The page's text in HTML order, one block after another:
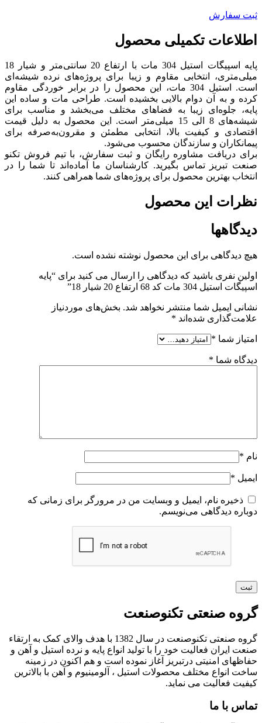
ثبت سفارش
اطلاعات تکمیلی محصول
پایه اسپیگات استیل 304 مات با ارتفاع 20 سانتی‌متر و شیار 18
میلی‌متری، انتخابی مقاوم و زیبا برای پروژه‌های نرده شیشه‌ای
است. استیل 304 مات، این محصول را در برابر خوردگی مقاوم
کرده و به آن دوام بالایی بخشیده است. طراحی مات و ساده این
پایه، جلوه‌ای زیبا به فضاهای مختلف می‌بخشد و مناسب برای
شیشه‌های 8 الی 15 میلی‌متر است. این محصول به دلیل قیمت
اقتصادی و کیفیت بالا، انتخابی مطمئن و مقرون‌به‌صرفه برای
پیمانکاران و سازندگان محسوب می‌شود.
برای دریافت مشاوره رایگان و ثبت سفارش، با تیم فروش تکنو
صنعت تبریز تماس بگیرید. کارشناسان ما آماده‌اند تا شما را در
انتخاب بهترین محصول برای پروژه‌های شما همراهی کنند.
نظرات این محصول
دیدگاهها
هیچ دیدگاهی برای این محصول نوشته نشده است.
اولین نفری باشید که دیدگاهی را ارسال می کنید برای “پایه
اسپیگات استیل 304 مات کد 68 ارتفاع 20 شیار 18”
نشانی ایمیل شما منتشر نخواهد شد. بخش‌های موردنیاز
علامت‌گذاری شده‌اند *
امتیاز شما *
دیدگاه شما *
نام *
ایمیل *
ذخیره نام، ایمیل و وبسایت من در مرورگر برای زمانی که
دوباره دیدگاهی می‌نویسم.
گروه صنعتی تکنوصنعت
گروه صنعتی تکنوصنعت در سال 1382 با هدف والای کمک به ارتقاء
صنعت ایران فعالیت خود را با تولید انواع پایه و نرده استیل و آهن و
حفاظهای امنیتی درتبریز آغاز نموده است و هم اکنون در زمینه
ساخت انواع مختلف محصولات استیل ، آلومینیوم و آهن با بالاترین
کیفیت فعالیت می نماید.
تماس با ما